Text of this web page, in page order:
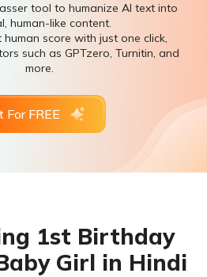
tool to humanize AI text into
human-like content.
score with just one click,
such as GPTzero, Turnitin, and
more.
For FREE
1st Birthday
Girl in Hindi